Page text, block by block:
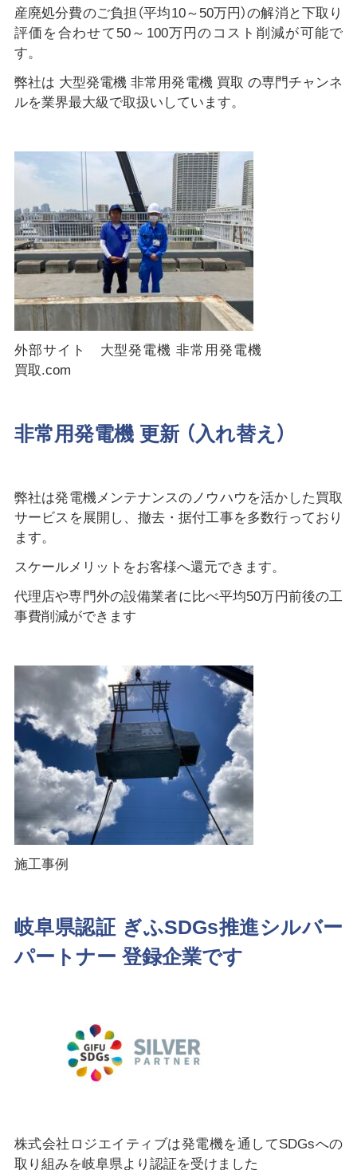
産廃処分費のご負担（平均10～50万円）の解消と下取り
評価を合わせて50～100万円のコスト削減が可能で
す。
弊社は 大型発電機 非常用発電機 買取 の専門チャンネ
ルを業界最大級で取扱いしています。
外部サイト 大型発電機 非常用発電機
買取.com
非常用発電機 更新 （入れ替え）
弊社は発電機メンテナンスのノウハウを活かした買取
サービスを展開し、撤去・据付工事を多数行っており
ます。
スケールメリットをお客様へ還元できます。
代理店や専門外の設備業者に比べ平均50万円前後の工
事費削減ができます
施工事例
岐阜県認証 ぎふSDGs推進シルバー
パートナー 登録企業です
株式会社ロジエイティブは発電機を通してSDGsへの
取り組みを岐阜県より認証を受けました